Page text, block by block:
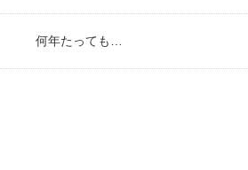
何年たっても…